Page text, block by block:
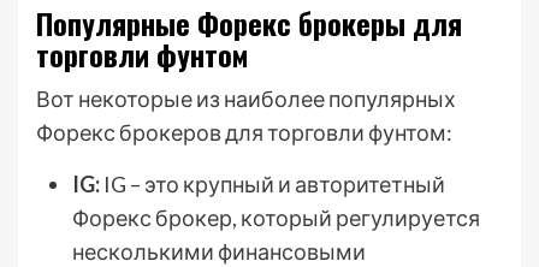
Популярные Форекс брокеры для
торговли фунтом
Вот некоторые из наиболее популярных
Форекс брокеров для торговли фунтом:
IG: IG – это крупный и авторитетный
Форекс брокер, который регулируется
несколькими финансовыми